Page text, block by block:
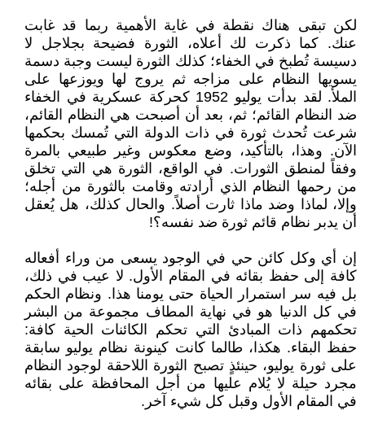
لكن تبقى هناك نقطة في غاية الأهمية ربما قد غابت
عنك. كما ذكرت لك أعلاه، الثورة فضيحة بجلاجل لا
دسيسة تُطبخ في الخفاء؛ كذلك الثورة ليست وجبة دسمة
يسويها النظام على مزاجه ثم يروج لها ويوزعها على
الملأ. لقد بدأت يوليو 1952 كحركة عسكرية في الخفاء
ضد النظام القائم؛ ثم، بعد أن أصبحت هي النظام القائم،
شرعت تُحدث ثورة في ذات الدولة التي تُمسك بحكمها
الآن. وهذا، بالتأكيد، وضع معكوس وغير طبيعي بالمرة
وفقاً لمنطق الثورات. في الواقع، الثورة هي التي تخلق
من رحمها النظام الذي أرادته وقامت بالثورة من أجله؛
وإلا، لماذا وضد ماذا ثارت أصلاً. والحال كذلك، هل يُعقل
أن يدبر نظام قائم ثورة ضد نفسه؟!
إن أي وكل كائن حي في الوجود يسعى من وراء أفعاله
كافة إلى حفظ بقائه في المقام الأول. لا عيب في ذلك،
بل فيه سر استمرار الحياة حتى يومنا هذا. ونظام الحكم
في كل الدنيا هو في نهاية المطاف مجموعة من البشر
تحكمهم ذات المبادئ التي تحكم الكائنات الحية كافة:
حفظ البقاء. هكذا، طالما كانت كينونة نظام يوليو سابقة
على ثورة يوليو، حينئذٍ تصبح الثورة اللاحقة لوجود النظام
مجرد حيلة لا يُلام عليها من أجل المحافظة على بقائه
في المقام الأول وقبل كل شيء آخر.